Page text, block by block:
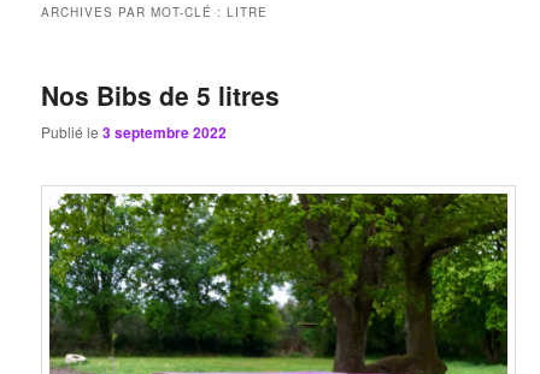
ARCHIVES PAR MOT-CLÉ :LITRE
Nos Bibs de 5 litres
Publié le3 septembre 2022